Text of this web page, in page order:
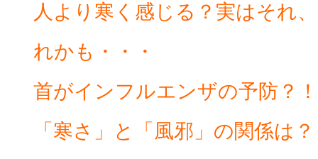
人より寒く感じる？実はそれ
れかも・・・
首がインフルエンザの予防？！
「寒さ」と「風邪」の関係は？